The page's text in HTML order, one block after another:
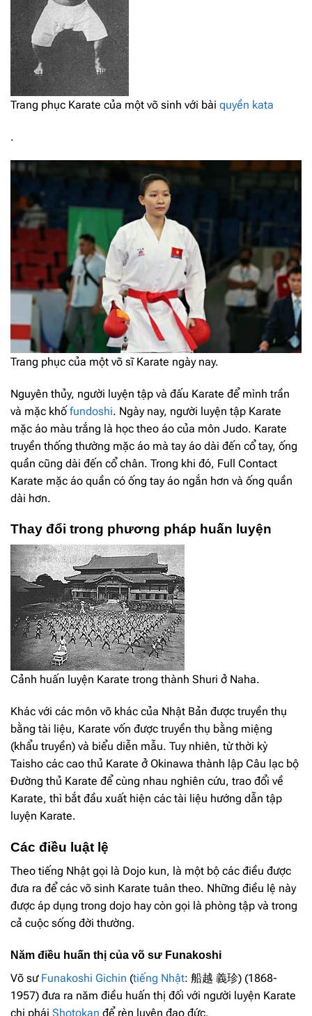
Trang phục Karate của một võ sinh với bài quyền kata
.
Trang phục của một võ sĩ Karate ngày nay.
Nguyên thủy, người luyện tập và đấu Karate để mình trần
và mặc khốfundoshi. Ngày nay, người luyện tập Karate
mặc áo màu trắng là học theo áo của môn Judo. Karate
truyền thống thường mặc áo mà tay áo dài đến cổ tay, ống
quần cũng dài đến cổ chân. Trong khi đó, Full Contact
Karate mặc áo quần có ống tay áo ngắn hơn và ống quần
dài hơn.
Thay đổi trong phương pháp huấn luyện
Cảnh huấn luyện Karate trong thành Shuri ở Naha.
Khác với các môn võ khác của Nhật Bản được truyền thụ
bằng tài liệu, Karate vốn được truyền thụ bằng miệng
(khẩu truyền) và biểu diễn mẫu. Tuy nhiên, từ thời kỳ
Taisho các cao thủ Karate ở Okinawa thành lập Câu lạc bộ
Đường thủ Karate để cùng nhau nghiên cứu, trao đổi về
Karate, thì bắt đầu xuất hiện các tài liệu hướng dẫn tập
luyện Karate.
Các điều luật lệ
Theo tiếng Nhật gọi là Dojo kun, là một bộ các điều được
đưa ra để các võ sinh Karate tuân theo. Những điều lệ này
được áp dụng trong dojo hay còn gọi là phòng tập và trong
cả cuộc sống đời thường.
Năm điều huấn thị của võ sư Funakoshi
Võ sư Funakoshi Gichin (tiếng Nhật: 船越 義珍) (1868-
1957) đưa ra năm điều huấn thị đối với người luyện Karate
chi phái Shotokan để rèn luyện đạo đức.